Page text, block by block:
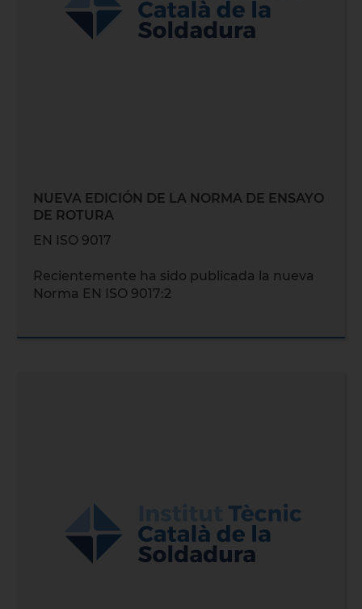
NUEVA EDICIÓN DE LA NORMA DE ENSAYO
DE ROTURA
EN ISO 9017
Recientemente ha sido publicada la nueva
Norma EN ISO 9017:2